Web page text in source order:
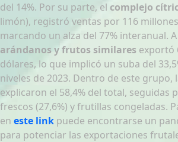
del 14%. Por su parte, el complejo
limón), registró ventas por 116
marcando un alza del 77% interanual. A
arándanos y frutos similares exportó
dólares, lo que implicó un suba del
niveles de 2023. Dentro de este grupo,
explicaron el 58,4% del total, seguidas
frescos (27,6%) y frutillas congeladas.
en este link puede encontrarse un
para potenciar las exportaciones